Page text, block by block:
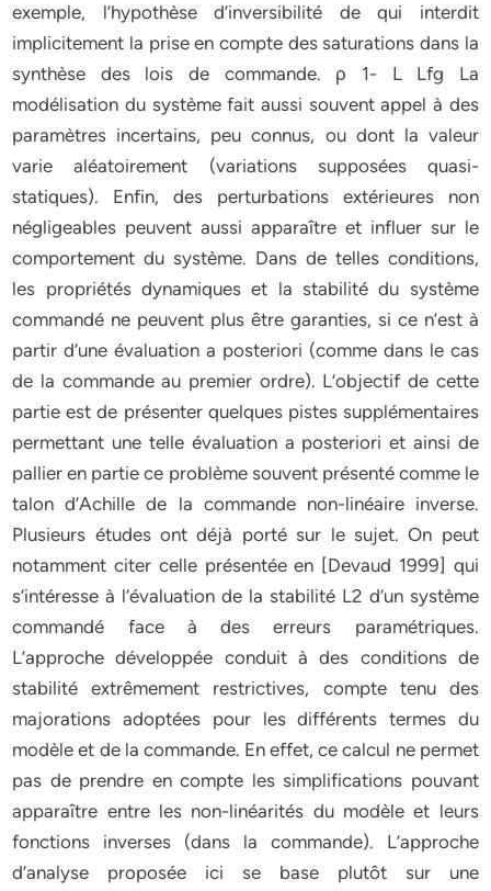
exemple, l’hypothèse d’inversibilité de qui interdit
implicitement la prise en compte des saturations dans la
synthèse des lois de commande. ρ 1- L Lfg La
modélisation du système fait aussi souvent appel à des
paramètres incertains, peu connus, ou dont la valeur
varie aléatoirement (variations supposées quasi-
statiques). Enfin, des perturbations extérieures non
négligeables peuvent aussi apparaître et influer sur le
comportement du système. Dans de telles conditions,
les propriétés dynamiques et la stabilité du système
commandé ne peuvent plus être garanties, si ce n’est à
partir d’une évaluation a posteriori (comme dans le cas
de la commande au premier ordre). L’objectif de cette
partie est de présenter quelques pistes supplémentaires
permettant une telle évaluation a posteriori et ainsi de
pallier en partie ce problème souvent présenté comme le
talon d’Achille de la commande non-linéaire inverse.
Plusieurs études ont déjà porté sur le sujet. On peut
notamment citer celle présentée en [Devaud 1999] qui
s’intéresse à l’évaluation de la stabilité L2 d’un système
commandé face à des erreurs paramétriques.
L’approche développée conduit à des conditions de
stabilité extrêmement restrictives, compte tenu des
majorations adoptées pour les différents termes du
modèle et de la commande. En effet, ce calcul ne permet
pas de prendre en compte les simplifications pouvant
apparaître entre les non-linéarités du modèle et leurs
fonctions inverses (dans la commande). L’approche
d’analyse proposée ici se base plutôt sur une